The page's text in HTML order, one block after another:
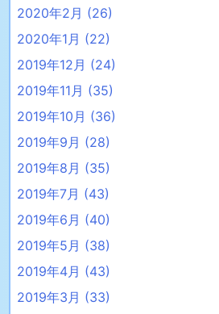
2020年2月 (26)
2020年1月 (22)
2019年12月 (24)
2019年11月 (35)
2019年10月 (36)
2019年9月 (28)
2019年8月 (35)
2019年7月 (43)
2019年6月 (40)
2019年5月 (38)
2019年4月 (43)
2019年3月 (33)